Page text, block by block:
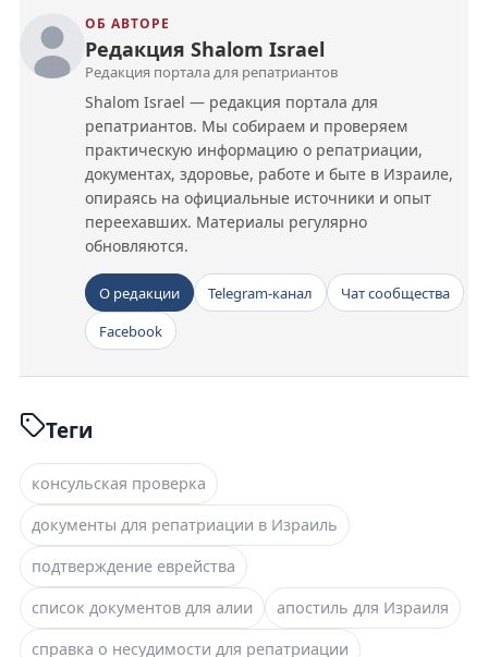
ОБ АВТОРЕ
Редакция Shalom Israel
Редакция портала для репатриантов
Shalom Israel — редакция портала для
репатриантов. Мы собираем и проверяем
практическую информацию о репатриации,
документах, здоровье, работе и быте в Израиле,
опираясь на официальные источники и опыт
переехавших. Материалы регулярно
обновляются.
О редакции Telegram-канал
Чат сообщества
Facebook
Теги
консульская проверка
документы для репатриации в Израиль
подтверждение еврейства
список документов для алии
апостиль для Израиля
справка о несудимости для репатриации